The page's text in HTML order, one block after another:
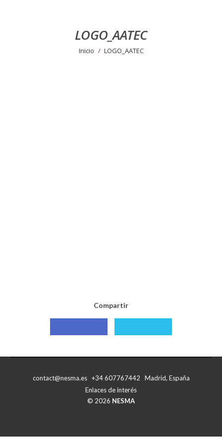
LOGO_AATEC
Estás aquí:
Inicio LOGO_AATEC
Compartir
Compartir
Compartir
contact@nesma.es +34 607767442 Madrid, España
Enlaces de interés
© 2026 NESMA